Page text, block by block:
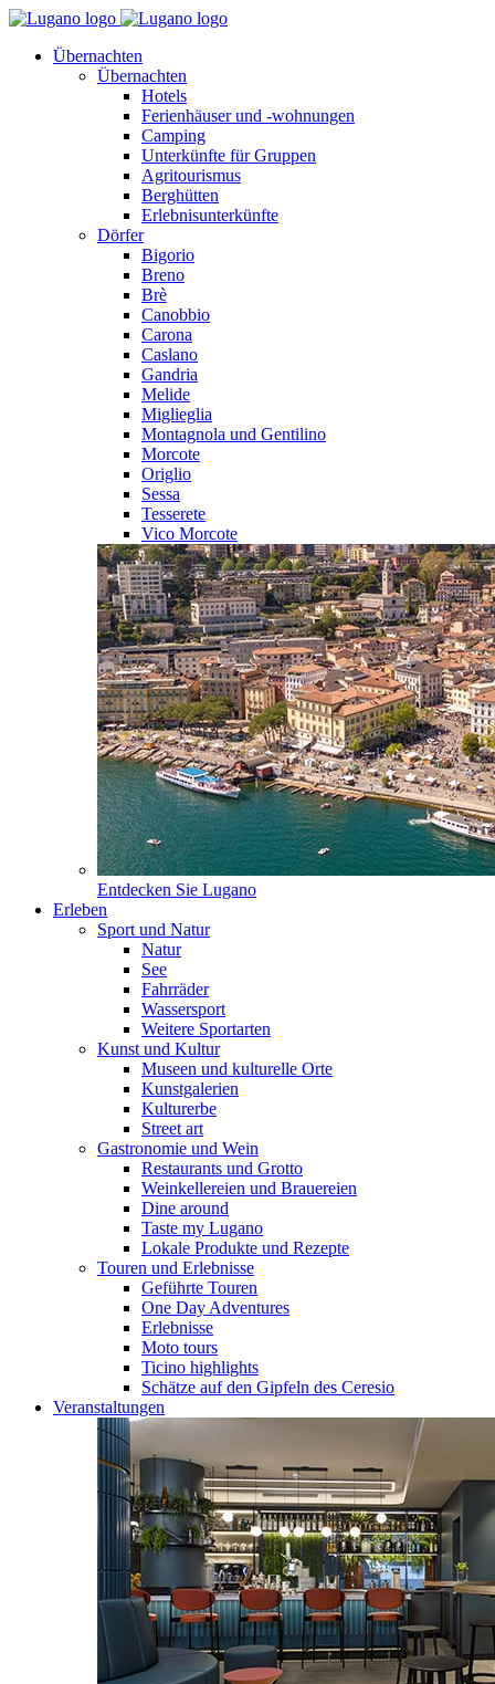
Übernachten
Übernachten
Hotels
Ferienhäuser und -wohnungen
Camping
Unterkünfte für Gruppen
Agritourismus
Berghütten
Erlebnisunterkünfte
Dörfer
Bigorio
Breno
Brè
Canobbio
Carona
Caslano
Gandria
Melide
Miglieglia
Montagnola und Gentilino
Morcote
Origlio
Sessa
Tesserete
Vico Morcote
Entdecken Sie Lugano
Erleben
Sport und Natur
Natur
See
Fahrräder
Wassersport
Weitere Sportarten
Kunst und Kultur
Museen und kulturelle Orte
Kunstgalerien
Kulturerbe
Street art
Gastronomie und Wein
Restaurants und Grotto
Weinkellereien und Brauereien
Dine around
Taste my Lugano
Lokale Produkte und Rezepte
Touren und Erlebnisse
Geführte Touren
One Day Adventures
Erlebnisse
Moto tours
Ticino highlights
Schätze auf den Gipfeln des Ceresio
Veranstaltungen